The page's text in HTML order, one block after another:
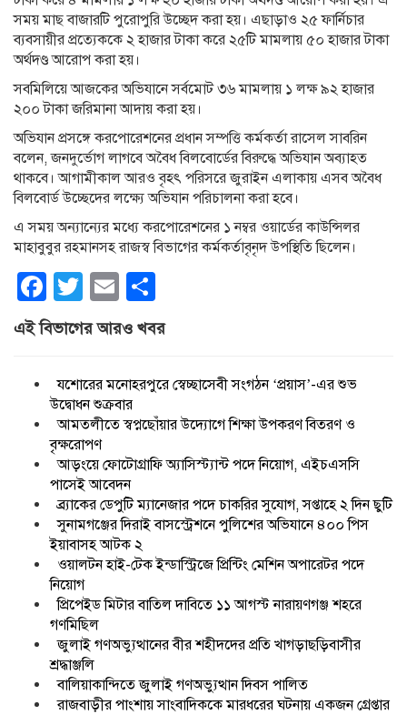
সময় মাছ বাজারটি পুরোপুরি উচ্ছেদ করা হয়। এছাড়াও ২৫ ফার্নিচার
ব্যবসায়ীর প্রত্যেককে ২ হাজার টাকা করে ২৫টি মামলায় ৫০ হাজার টাকা
অর্থদণ্ড আরোপ করা হয়।
সবমিলিয়ে আজকের অভিযানে সর্বমোট ৩৬ মামলায় ১ লক্ষ ৯২ হাজার
২০০ টাকা জরিমানা আদায় করা হয়।
অভিযান প্রসঙ্গে করপোরেশনের প্রধান সম্পত্তি কর্মকর্তা রাসেল সাবরিন
বলেন, জনদুর্ভোগ লাগবে অবৈধ বিলবোর্ডের বিরুদ্ধে অভিযান অব্যাহত
থাকবে। আগামীকাল আরও বৃহৎ পরিসরে জুরাইন এলাকায় এসব অবৈধ
বিলবোর্ড উচ্ছেদের লক্ষ্যে অভিযান পরিচালনা করা হবে।
এ সময় অন্যান্যের মধ্যে করপোরেশনের ১ নম্বর ওয়ার্ডের কাউন্সিলর
মাহাবুবুর রহমানসহ রাজস্ব বিভাগের কর্মকর্তাবৃনৃদ উপস্থিতি ছিলেন।
Facebook
Twitter
Email
এই বিভাগের আরও খবর
যশোরের মনোহরপুরে স্বেচ্ছাসেবী সংগঠন ‘প্রয়াস’-এর শুভ
উদ্বোধন শুক্রবার
আমতলীতে স্বপ্নছোঁয়ার উদ্যোগে শিক্ষা উপকরণ বিতরণ ও
বৃক্ষরোপণ
আড়ংয়ে ফোটোগ্রাফি অ্যাসিস্ট্যান্ট পদে নিয়োগ, এইচএসসি
পাসেই আবেদন
ব্র্যাকের ডেপুটি ম্যানেজার পদে চাকরির সুযোগ, সপ্তাহে ২ দিন ছুটি
সুনামগঞ্জের দিরাই বাসস্ট্রেশনে পুলিশের অভিযানে ৪০০ পিস
ইয়াবাসহ আটক ২
ওয়ালটন হাই-টেক ইন্ডাস্ট্রিজে প্রিন্টিং মেশিন অপারেটর পদে
নিয়োগ
প্রিপেইড মিটার বাতিল দাবিতে ১১ আগস্ট নারায়ণগঞ্জ শহরে
গণমিছিল
জুলাই গণঅভ্যুত্থানের বীর শহীদদের প্রতি খাগড়াছড়িবাসীর
শ্রদ্ধাঞ্জলি
বালিয়াকান্দিতে জুলাই গণঅভ্যুত্থান দিবস পালিত
রাজবাড়ীর পাংশায় সাংবাদিককে মারধরের ঘটনায় একজন গ্রেপ্তার